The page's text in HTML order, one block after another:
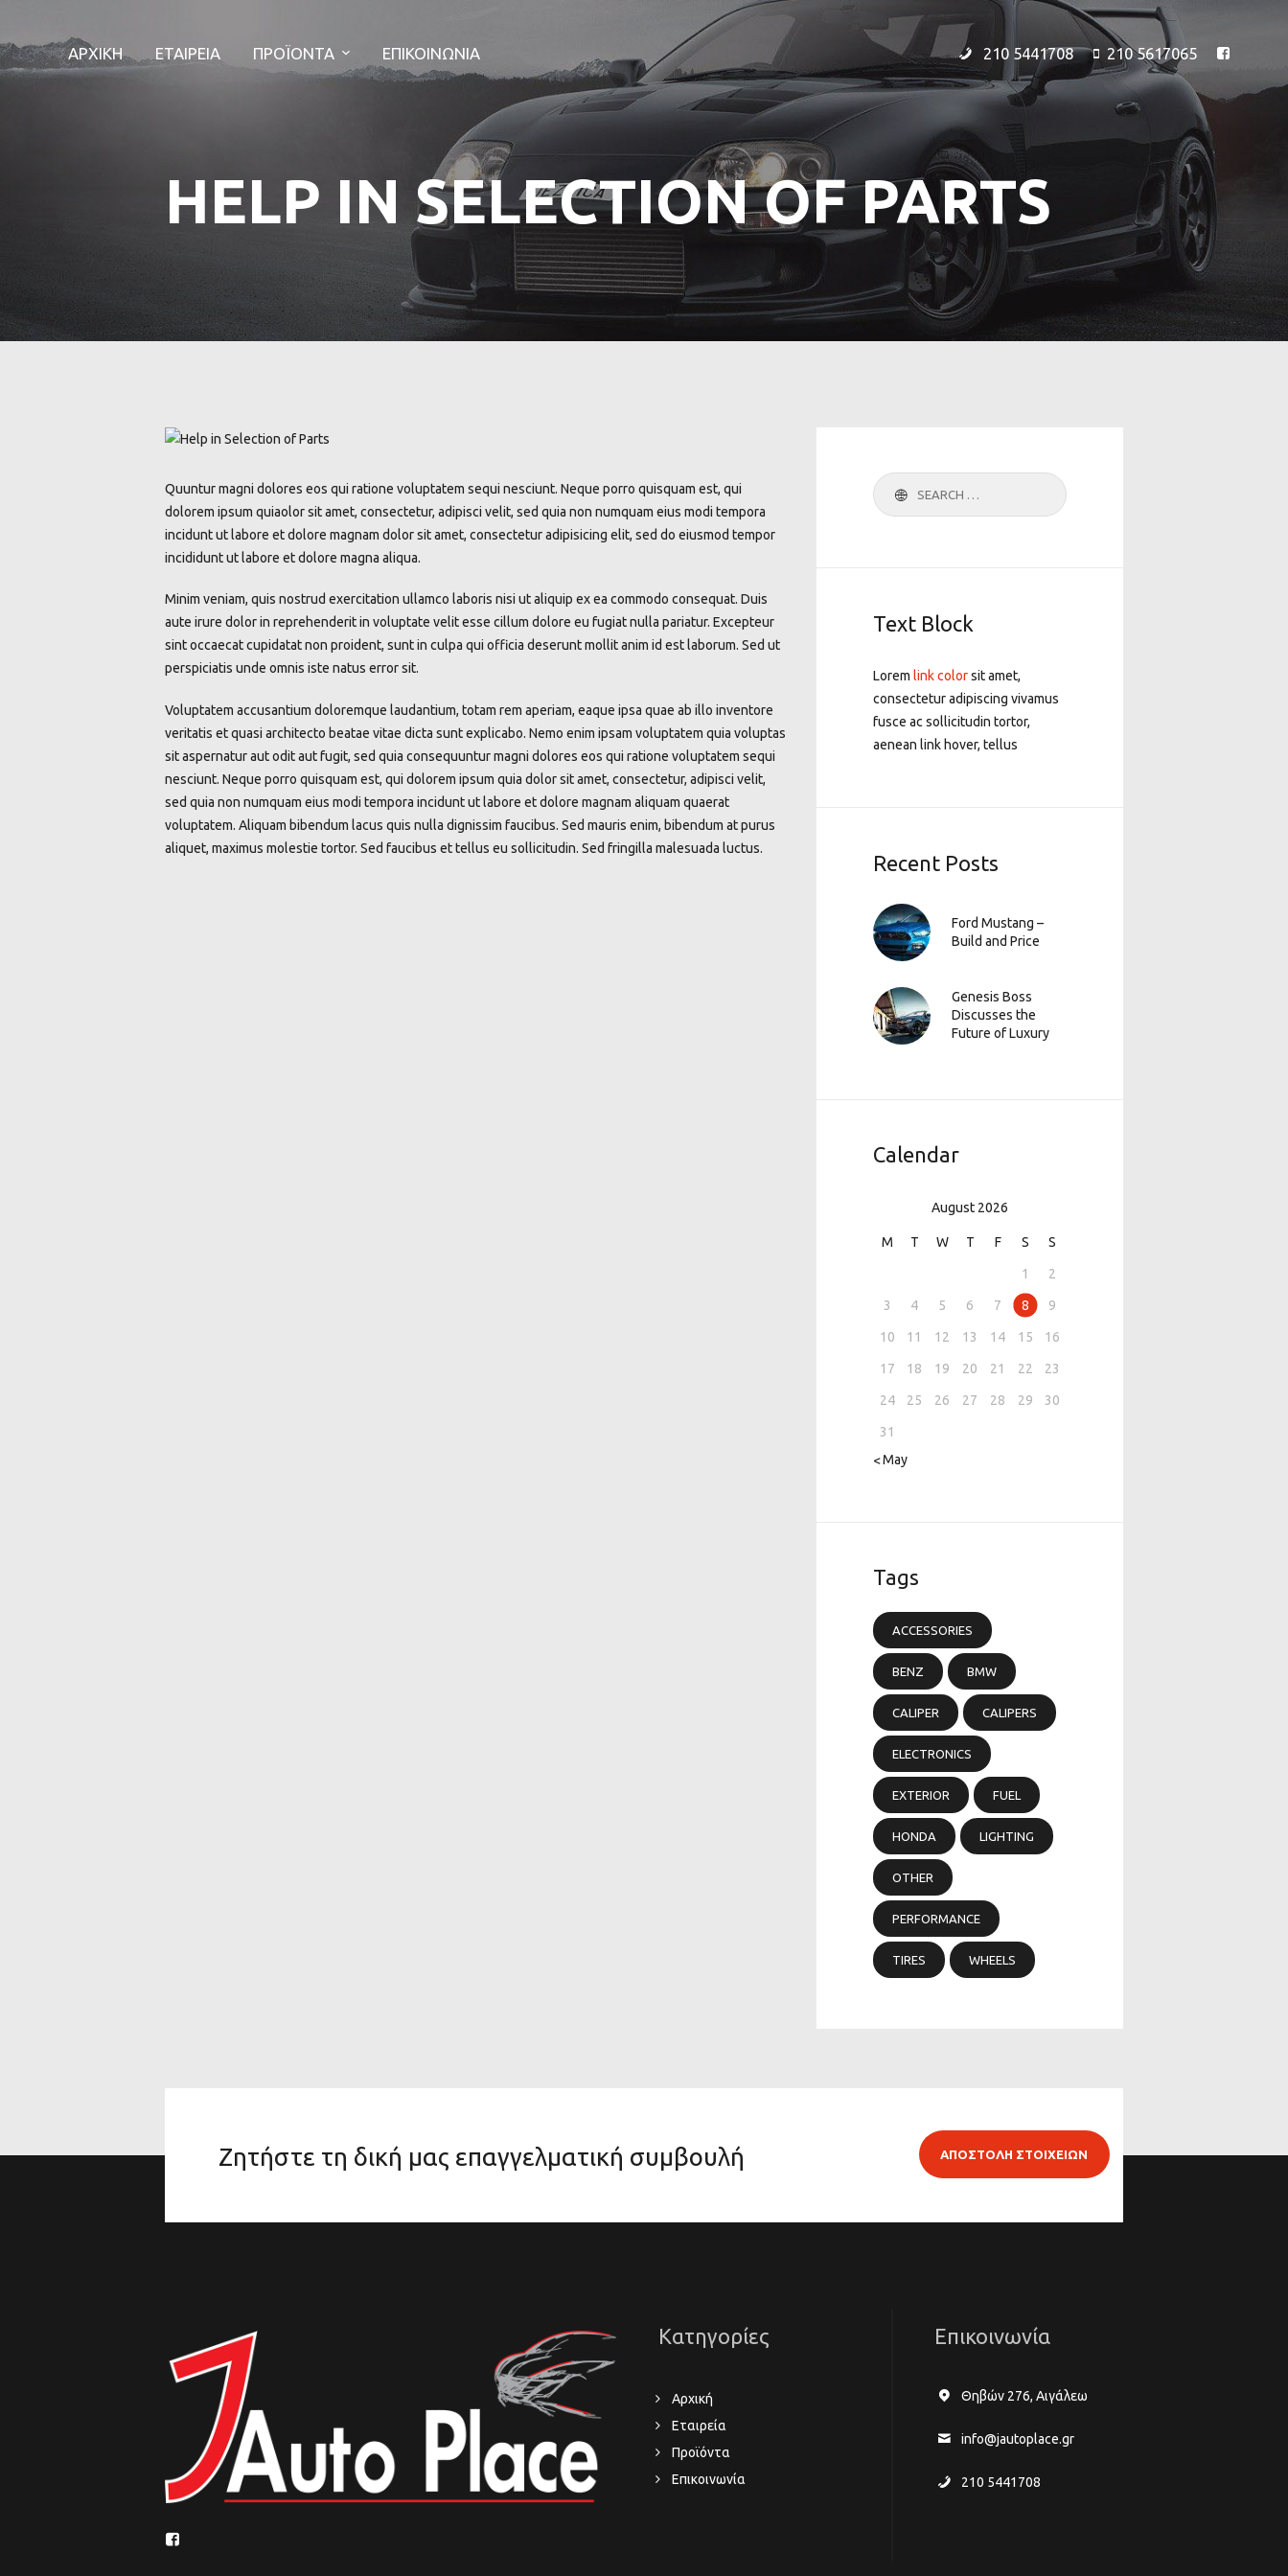
ΑΡΧΙΚΗ ΕΤΑΙΡΕΙΑ ΠΡΟΪΟΝΤΑ ΕΠΙΚΟΙΝΩΝΙΑ 210 5441708 210 5617065
HELP IN SELECTION OF PARTS
ΕΤΑΙΡΕΙΑ
ΠΡΟΪΟΝΤΑ
ΕΠΙΚΟΙΝΩΝΙΑ
Quuntur magni dolores eos qui ratione voluptatem sequi nesciunt. Neque porro quisquam est, qui
dolorem ipsum quiaolor sit amet, consectetur, adipisci velit, sed quia non numquam eius modi tempora
incidunt ut labore et dolore magnam dolor sit amet, consectetur adipisicing elit, sed do eiusmod tempor
incididunt ut labore et dolore magna aliqua.
Minim veniam, quis nostrud exercitation ullamco laboris nisi ut aliquip ex ea commodo consequat. Duis
aute irure dolor in reprehenderit in voluptate velit esse cillum dolore eu fugiat nulla pariatur. Excepteur
sint occaecat cupidatat non proident, sunt in culpa qui officia deserunt mollit anim id est laborum. Sed ut
perspiciatis unde omnis iste natus error sit.
Voluptatem accusantium doloremque laudantium, totam rem aperiam, eaque ipsa quae ab illo inventore
veritatis et quasi architecto beatae vitae dicta sunt explicabo. Nemo enim ipsam voluptatem quia voluptas
sit aspernatur aut odit aut fugit, sed quia consequuntur magni dolores eos qui ratione voluptatem sequi
nesciunt. Neque porro quisquam est, qui dolorem ipsum quia dolor sit amet, consectetur, adipisci velit,
sed quia non numquam eius modi tempora incidunt ut labore et dolore magnam aliquam quaerat
voluptatem. Aliquam bibendum lacus quis nulla dignissim faucibus. Sed mauris enim, bibendum at purus
aliquet, maximus molestie tortor. Sed faucibus et tellus eu sollicitudin. Sed fringilla malesuada luctus.
Search
for:
Text Block
Lorem link colorsit amet,
consectetur adipiscing vivamus
fusce ac sollicitudin tortor,
aenean link hover, tellus
Recent Posts
Ford Mustang –
Build and Price
Genesis Boss
Discusses the
Future of Luxury
Calendar
August 2026
M T W T F S S
1 2
3 4 5 6 7 8 9
10 11 12 13 14 15 16
17 18 19 20 21 22 23
24 25 26 27 28 29 30
31
« May
Tags
ACCESSORIES
BENZ BMW
CALIPER CALIPERS
ELECTRONICS
EXTERIOR FUEL
HONDA LIGHTING
OTHER
PERFORMANCE
TIRES WHEELS
Ζητήστε τη δική μας επαγγελματική συμβουλή ΑΠΟΣΤΟΛΗ ΣΤΟΙΧΕΙΩΝ
Κατηγορίες
Αρχική
Εταιρεία
Προϊόντα
Επικοινωνία
Επικοινωνία
Θηβών 276, Αιγάλεω
info@jautoplace.gr
210 5441708